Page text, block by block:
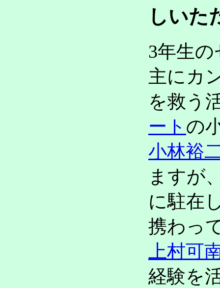
しいた
3年生
主にカ
を救う
ート の
小林裕
ますが
に駐在
携わっ
上村可
経験を